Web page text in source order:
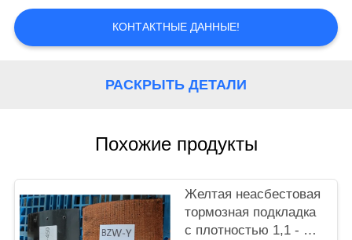
PRIVACY
КОНТАКТНЫЕ ДАННЫЕ!
РАСКРЫТЬ ДЕТАЛИ
Похожие продукты
Желтая неасбестовая
тормозная подкладка
с плотностью 1,1 - 1,2